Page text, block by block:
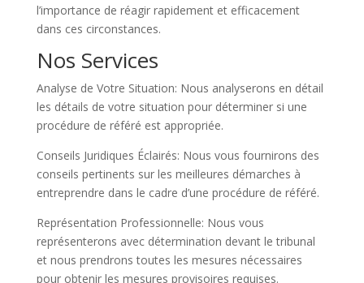
l’importance de réagir rapidement et efficacement
dans ces circonstances.
Nos Services
Analyse de Votre Situation: Nous analyserons en détail
les détails de votre situation pour déterminer si une
procédure de référé est appropriée.
Conseils Juridiques Éclairés: Nous vous fournirons des
conseils pertinents sur les meilleures démarches à
entreprendre dans le cadre d’une procédure de référé.
Représentation Professionnelle: Nous vous
représenterons avec détermination devant le tribunal
et nous prendrons toutes les mesures nécessaires
pour obtenir les mesures provisoires requises.